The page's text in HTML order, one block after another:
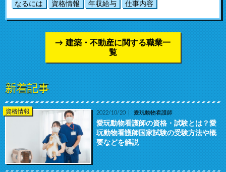
なるには 資格情報 年収給与 仕事内容
建築・不動産に関する職業一
覧
新着記事
資格情報 2022/10/20 愛玩動物看護師
愛玩動物看護師の資格・試験とは？愛
玩動物看護師国家試験の受験方法や概
要などを解説